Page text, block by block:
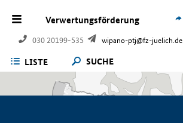
Verwertungsförderung
030 20199-535 wipano-ptj@fz-juelich.de
LISTE SUCHE